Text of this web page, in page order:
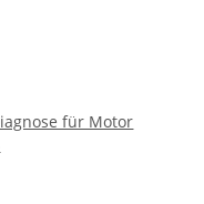
für Motor